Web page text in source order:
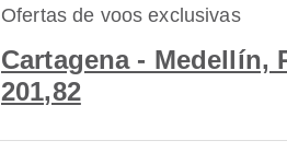
Ofertas de voos exclusivas
Cartagena - Medellín,
201,82